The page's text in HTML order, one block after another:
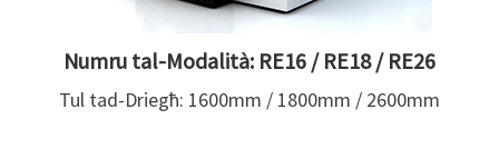
Numru tal-Modalità: RE16 / RE18 / RE26
Tul tad-Driegħ: 1600mm / 1800mm / 2600mm